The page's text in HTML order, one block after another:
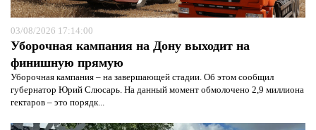
03/08/2026 17:14:00
Уборочная кампания на Дону выходит на
финишную прямую
Уборочная кампания – на завершающей стадии. Об этом сообщил
губернатор Юрий Слюсарь. На данный момент обмолочено 2,9 миллиона
гектаров – это порядк...